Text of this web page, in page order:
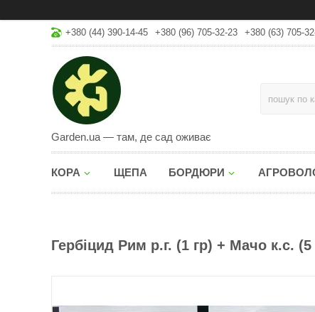
+380 (44) 390-14-45 +380 (96) 705-32-23 +380 (63) 705-
Garden.ua — там, де сад оживає
КОРА ЩЕПА БОРДЮРИ
Гербіцид Рим р.г. (1 гр) + Мачо к.с.